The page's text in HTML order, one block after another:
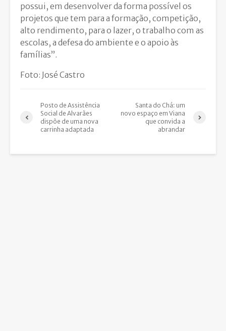
possui, em desenvolver da forma possível os
projetos que tem para a formação, competição,
alto rendimento, para o lazer, o trabalho com as
escolas, a defesa do ambiente e o apoio às
famílias”.
Foto: José Castro
Posto de Assistência
Social de Alvarães
dispõe de uma nova
carrinha adaptada
Santa do Chá: um
novo espaço em Viana
que convida a
abrandar